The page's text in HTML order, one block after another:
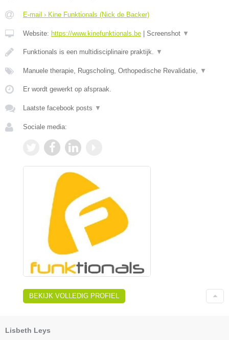
E-mail › Kine Funktionals (Nick de Backer)
Website: https://www.kinefunktionals.be Screenshot ▼
Funktionals is een multidisciplinaire praktijk. ▼
Manuele therapie, Rugscholing, Orthopedische Revalidatie, ▼
Er wordt gewerkt op afspraak.
Laatste facebook posts ▼
Sociale media:
BEKIJK VOLLEDIG PROFIEL
Lisbeth Leys